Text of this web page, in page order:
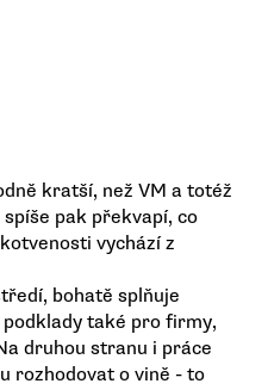
kratší, než VM a totéž
pak překvapí, co
vychází z
bohatě splňuje
také pro firmy,
druhou stranu i práce
rozhodovat o vině - to